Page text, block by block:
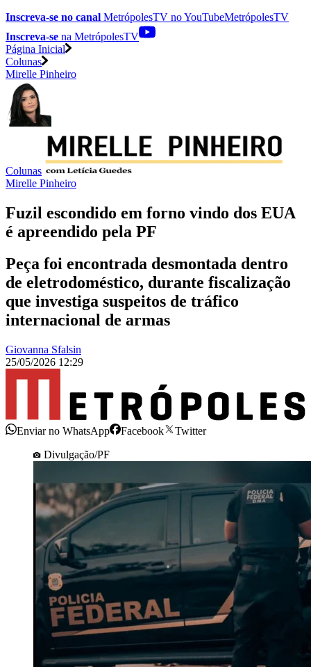
Inscreva-se no canal MetrópolesTV noYouTubeMetrópolesTV
Inscreva-se na MetrópolesTV
Página Inicial
Colunas
Mirelle Pinheiro
Colunas
Mirelle Pinheiro
Fuzil escondido em forno vindo dos EUA
é apreendido pela PF
Peça foi encontrada desmontada dentro
de eletrodoméstico, durante fiscalização
que investiga suspeitos de tráfico
internacional de armas
Giovanna Sfalsin
25/05/2026 12:29
Enviar no WhatsApp Facebook
Twitter
Divulgação/PF